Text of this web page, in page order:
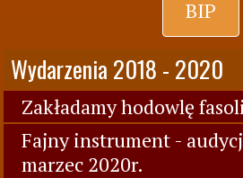
BIP
Wydarzenia 2018 - 2020
Zakładamy hodowlę
Fajny instrument -
marzec 2020r.